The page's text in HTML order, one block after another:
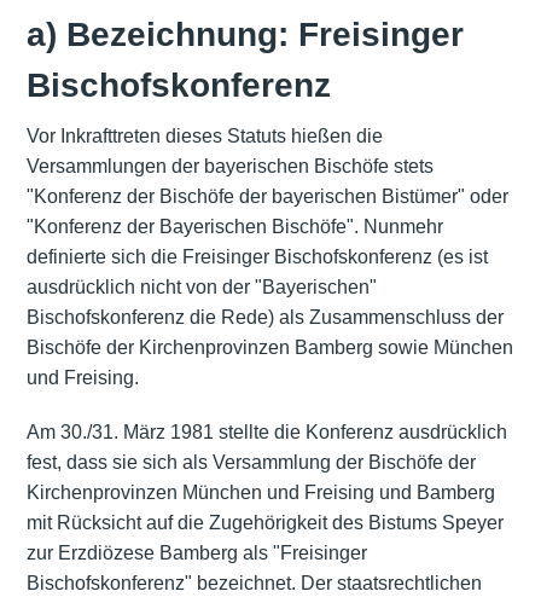
a) Bezeichnung: Freisinger
Bischofskonferenz
Vor Inkrafttreten dieses Statuts hießen die
Versammlungen der bayerischen Bischöfe stets
"Konferenz der Bischöfe der bayerischen Bistümer" oder
"Konferenz der Bayerischen Bischöfe". Nunmehr
definierte sich die Freisinger Bischofskonferenz (es ist
ausdrücklich nicht von der "Bayerischen"
Bischofskonferenz die Rede) als Zusammenschluss der
Bischöfe der Kirchenprovinzen Bamberg sowie München
und Freising.
Am 30./31. März 1981 stellte die Konferenz ausdrücklich
fest, dass sie sich als Versammlung der Bischöfe der
Kirchenprovinzen München und Freising und Bamberg
mit Rücksicht auf die Zugehörigkeit des Bistums Speyer
zur Erzdiözese Bamberg als "Freisinger
Bischofskonferenz" bezeichnet. Der staatsrechtlichen